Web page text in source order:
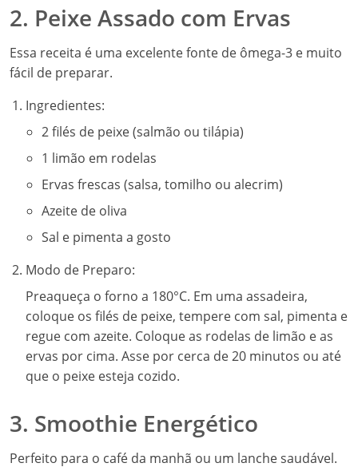
2. Peixe Assado com Ervas
Essa receita é uma excelente fonte de ômega-3 e muito
fácil de preparar.
Ingredientes:
2 filés de peixe (salmão ou tilápia)
1 limão em rodelas
Ervas frescas (salsa, tomilho ou alecrim)
Azeite de oliva
Sal e pimenta a gosto
Modo de Preparo:
Preaqueça o forno a 180°C. Em uma assadeira,
coloque os filés de peixe, tempere com sal, pimenta e
regue com azeite. Coloque as rodelas de limão e as
ervas por cima. Asse por cerca de 20 minutos ou até
que o peixe esteja cozido.
3. Smoothie Energético
Perfeito para o café da manhã ou um lanche saudável.